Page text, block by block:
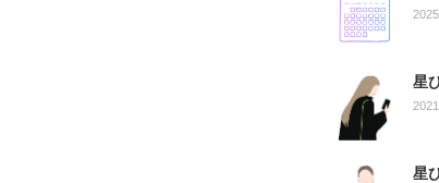
星
星